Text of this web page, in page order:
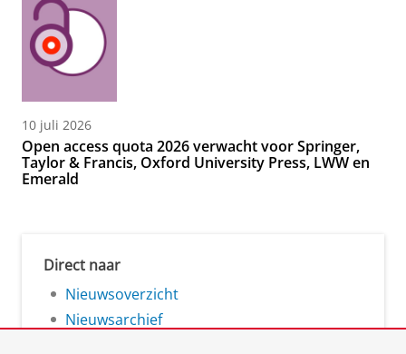
10 juli 2026
Open access quota 2026 verwacht voor Springer,
Taylor & Francis, Oxford University Press, LWW en
Emerald
Direct naar
Nieuwsoverzicht
Nieuwsarchief